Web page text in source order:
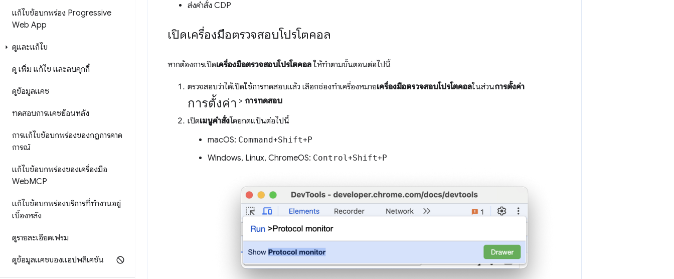
แก้ไขข้อบกพร่อง Progressive
Web App
ดูและแก้ไข
ดู เพิ่ม แก้ไข และลบคุกกี้
ดูข้อมูลแคช
ทดสอบการแคชย้อนหลัง
การแก้ไขข้อบกพร่องของกฎการคาด
การณ์
แก้ไขข้อบกพร่องของเครื่องมือ
WebMCP
แก้ไขข้อบกพร่องบริการที่ทำงานอยู่
เบื้องหลัง
ดูรายละเอียดเฟรม
ดูข้อมูลแคชของแอปพลิเคชัน
ส่งคำสั่ง CDP
เปิดเครื่องมือตรวจสอบโปรโตคอล
หากต้องการเปิดเครื่องมือตรวจสอบโปรโตคอล ให้ทำตามขั้นตอนต่อไปนี้
ตรวจสอบว่าได้เปิดใช้การทดสอบแล้ว เลือกช่องทําเครื่องหมายเครื่องมือตรวจสอบโปรโตคอลในส่วนการตั้งค่า
การตั้งค่า > การทดสอบ
เปิดเมนูคำสั่งโดยกดแป้นต่อไปนี้
macOS: Command+Shift+P
Windows, Linux, ChromeOS: Control+Shift+P